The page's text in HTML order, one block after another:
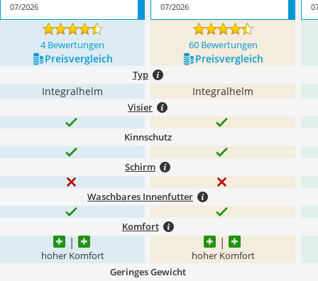
07/2026
07/2026
4 Bewertungen 60 Bewertungen
Preis­vergleich Preis­vergleich
Typ
Integralhelm Integralhelm
Visier
Kinnschutz
Schirm
Waschbares Innenfutter
Komfort
hoher Komfort hoher Komfort
Geringes Gewicht